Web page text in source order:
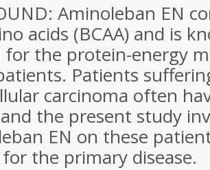
Aminoleban EN
acids (BCAA) and is
for the protein-energy
Patients
carcinoma often
the present study
EN on these
the primary disease.